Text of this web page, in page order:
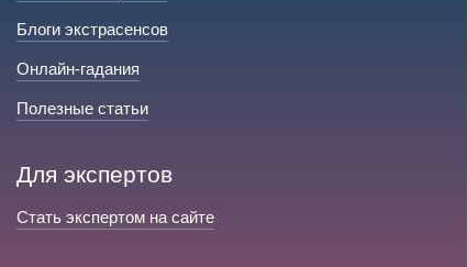
Блоги экстрасенсов
Онлайн-гадания
Полезные статьи
Для экспертов
Стать экспертом на сайте